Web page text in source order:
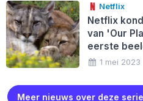
Netflix
Netflix
van 'Our
eerste
1 mei 2023
Meer nieuws over deze serie